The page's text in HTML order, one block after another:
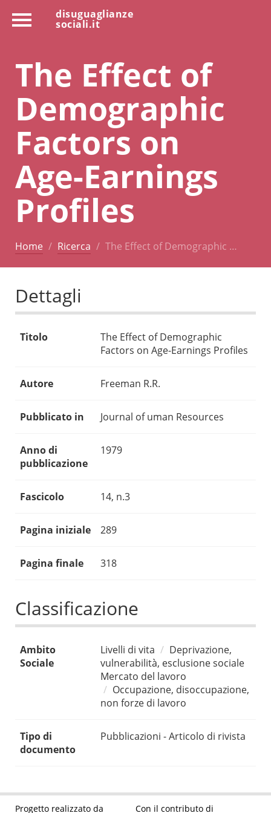
disuguaglianze
sociali.it
The Effect of
Demographic
Factors on
Age-Earnings
Profiles
Home Ricerca The Effect of Demographic …
Dettagli
Titolo
The Effect of Demographic
Factors on Age-Earnings Profiles
Autore Freeman R.R.
Pubblicato in Journal of uman Resources
Anno di
pubblicazione
1979
Fascicolo 14, n.3
Pagina iniziale 289
Pagina finale 318
Classificazione
Ambito
Sociale
Livelli di vita
Deprivazione,
vulnerabilità, esclusione sociale
Mercato del lavoro
Occupazione, disoccupazione,
non forze di lavoro
Tipo di
documento
Pubblicazioni - Articolo di rivista
Progetto realizzato da Con il contributo di